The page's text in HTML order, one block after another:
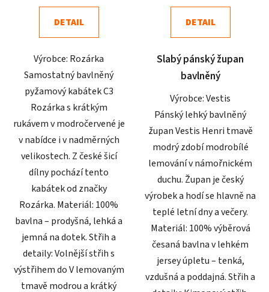
4,5
z
hvězdiček.
DETAIL
Výrobce: Rozárka
Samostatný bavlněný
pyžamový kabátek C3
Rozárka s krátkým
rukávem v modročervené je
v nabídce i v nadměrných
velikostech. Z české šicí
dílny pochází tento
kabátek od značky
Rozárka. Materiál: 100%
bavlna – prodyšná, lehká a
jemná na dotek. Střih a
detaily: Volnější střih s
výstřihem do V lemovaným
tmavě modrou a krátký
4,5
z
hvězdiček.
DETAIL
Slabý pánský župan
bavlněný
Výrobce: Vestis
Pánský lehký bavlněný
župan Vestis Henri tmavě
modrý zdobí modrobílé
lemování v námořnickém
duchu. Župan je český
výrobek a hodí se hlavně na
teplé letní dny a večery.
Materiál: 100% výběrová
česaná bavlna v lehkém
jersey úpletu – tenká,
vzdušná a poddajná. Střih a